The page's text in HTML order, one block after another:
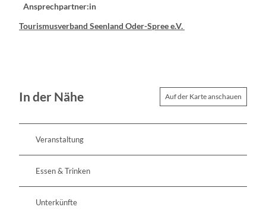
Ansprechpartner:in
Tourismusverband Seenland Oder-Spree e.V.
In der Nähe Auf der Karte anschauen
Veranstaltung
Essen & Trinken
Unterkünfte